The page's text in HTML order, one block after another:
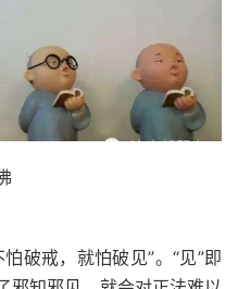
戒，就怕破见”。“见”即